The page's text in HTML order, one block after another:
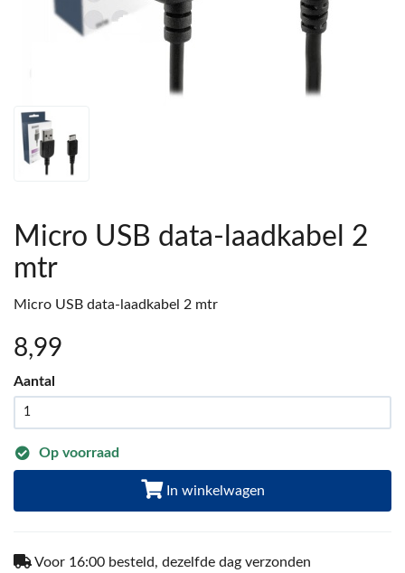
Micro USB data-laadkabel 2
mtr
Micro USB data-laadkabel 2 mtr
8,99
Aantal
Op voorraad
In winkelwagen
Voor 16:00 besteld, dezelfde dag verzonden